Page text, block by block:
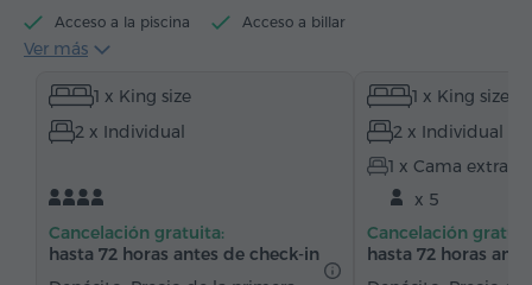
Acceso a la piscina Acceso a billar
Hervidor eléctrico
Allbornoz Pantuflas Secador de pelo
Calefacción Escritorio
Servicio despertador
Alfombrado Refriderador Agua embotellada
Té/Café
Ver más
1 x King size
2 x Individual
Cancelación gratuita:
hasta 72 horas antes de check-in
1 x King size
2 x Individual
1 x Cama extra
x 5
Cancelación
hasta 72 horas